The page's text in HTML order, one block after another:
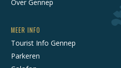
Over Gennep
MEER INFO
Tourist Info Gennep
Parkeren